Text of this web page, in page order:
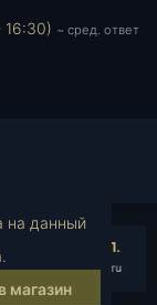
16:30) ~ сред. ответ
на данный
магазин
st***@rambler.ru